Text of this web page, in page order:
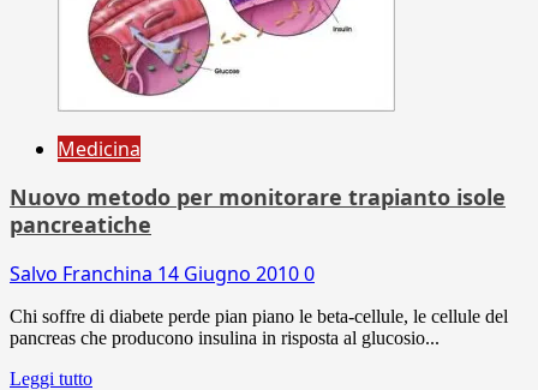
Medicina
Nuovo metodo per monitorare trapianto isole
pancreatiche
Salvo Franchina 14 Giugno 20100
Chi soffre di diabete perde pian piano le beta-cellule, le cellule del
pancreas che producono insulina in risposta al glucosio...
Leggi tutto